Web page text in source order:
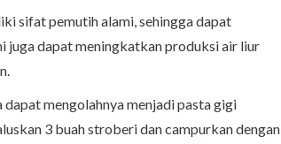
sifat pemutih alami, sehingga dapat
juga dapat meningkatkan produksi air liur
dapat mengolahnya menjadi pasta gigi
3 buah stroberi dan campurkan dengan